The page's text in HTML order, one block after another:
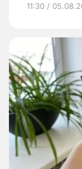
11:30 /